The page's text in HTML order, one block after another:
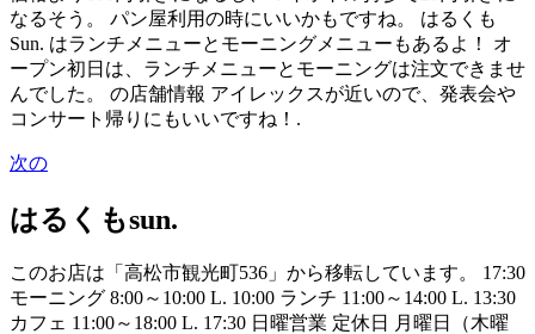
なるそう。 パン屋利用の時にいいかもですね。 はるくも
Sun. はランチメニューとモーニングメニューもあるよ！ オ
ープン初日は、ランチメニューとモーニングは注文できませ
んでした。 の店舗情報 アイレックスが近いので、発表会や
コンサート帰りにもいいですね！.
次の
はるくもsun.
このお店は「高松市観光町536」から移転しています。 17:30
モーニング 8:00～10:00 L. 10:00 ランチ 11:00～14:00 L. 13:30
カフェ 11:00～18:00 L. 17:30 日曜営業 定休日 月曜日（木曜